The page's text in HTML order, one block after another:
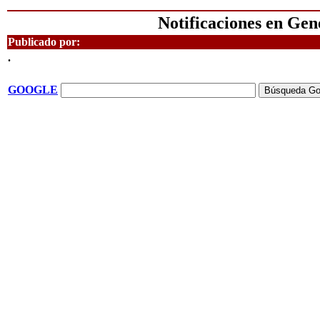
Notificaciones en
Publicado por:
.
GOOGLE